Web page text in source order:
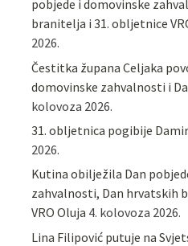
pobjede i domovinske
branitelja i 31. obljetnice
2026.
Čestitka župana Celjaka
domovinske zahvalnosti i
kolovoza 2026.
31. obljetnica pogibije
2026.
Kutina obilježila Dan
zahvalnosti, Dan hrvatskih
VRO Oluja 4. kolovoza 2026.
Lina Filipović putuje na